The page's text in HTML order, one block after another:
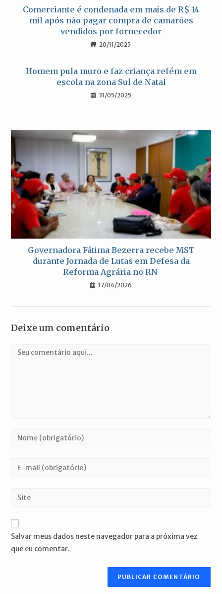
Comerciante é condenada em mais de R$ 14
mil após não pagar compra de camarões
vendidos por fornecedor
20/11/2025
Homem pula muro e faz criança refém em
escola na zona Sul de Natal
31/05/2025
Governadora Fátima Bezerra recebe MST
durante Jornada de Lutas em Defesa da
Reforma Agrária no RN
17/04/2026
Deixe um comentário
Comentário
Digite
ou
de
para
comentar
Digite
de
mail
para
comentar
Digite
URL
site
Salvar meus dados neste navegador para a próxima vez
que eu comentar.